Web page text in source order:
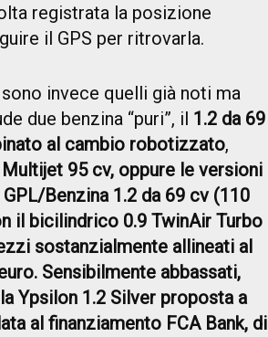
registrata la posizione
il GPS per ritrovarla.
invece quelli già noti ma
due benzina “puri”, il 1.2 da 69
al cambio robotizzato,
95 cv, oppure le versioni
GPL/Benzina 1.2 da 69 cv (110
il bicilindrico 0.9 TwinAir Turbo
sostanzialmente allineati al
Sensibilmente abbassati,
Ypsilon 1.2 Silver proposta a
al finanziamento FCA Bank, di